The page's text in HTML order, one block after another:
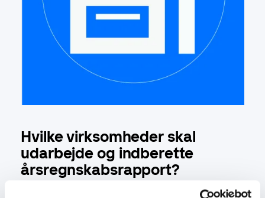
Hvilke virksomheder skal
udarbejde og indberette
årsregnskabsrapport?
Alle virksomheder skal som udgangspunkt